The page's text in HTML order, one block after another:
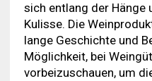
sich entlang der Hänge
Kulisse. Die
lange Geschichte und
Möglichkeit, bei
vorbeizuschauen, um